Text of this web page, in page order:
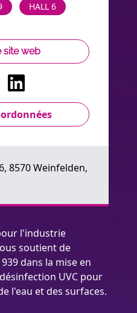
HALL 6
site web
6, 8570 Weinfelden,
l'industrie
soutient de
dans la mise en
UVC pour
l'eau et des surfaces.